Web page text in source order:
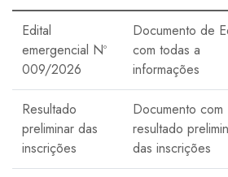
Edital
emergencial Nº
009/2026
Documento de
com todas a
informações
Resultado
preliminar das
inscrições
Documento com
resultado
das inscrições